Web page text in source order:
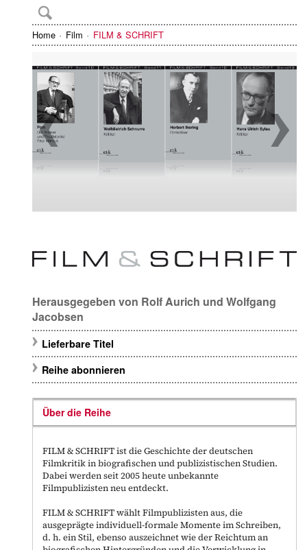
Home Film FILM & SCHRIFT
Herausgegeben von Rolf Aurich und Wolfgang
Jacobsen
Lieferbare Titel
Reihe abonnieren
Über die Reihe
FILM & SCHRIFT ist die Geschichte der deutschen
Filmkritik in biografischen und publizistischen Studien.
Dabei werden seit 2005 heute unbekannte
Filmpublizisten neu entdeckt.
FILM & SCHRIFT wählt Filmpublizisten aus, die
ausgeprägte individuell-formale Momente im Schreiben,
d. h. ein Stil, ebenso auszeichnet wie der Reichtum an